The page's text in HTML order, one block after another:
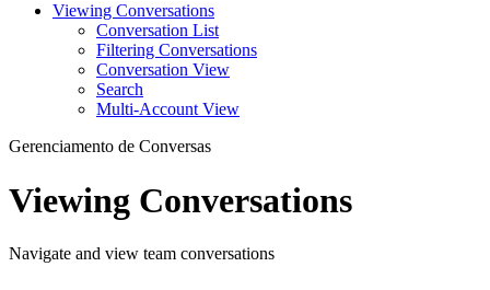
Viewing Conversations
Conversation List
Filtering Conversations
Conversation View
Search
Multi-Account View
Gerenciamento de Conversas
Viewing Conversations
Navigate and view team conversations